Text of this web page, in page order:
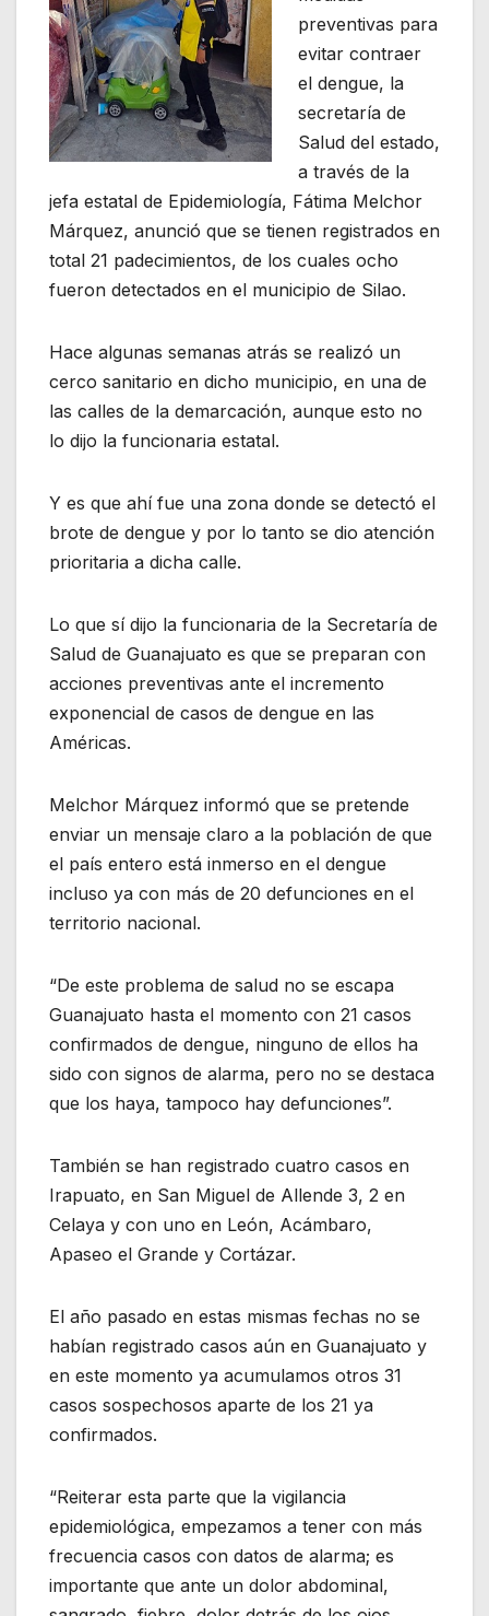
preventivas para
evitar contraer
el dengue, la
secretaría de
Salud del estado,
a través de la
jefa estatal de Epidemiología, Fátima Melchor
Márquez, anunció que se tienen registrados en
total 21 padecimientos, de los cuales ocho
fueron detectados en el municipio de Silao.
Hace algunas semanas atrás se realizó un
cerco sanitario en dicho municipio, en una de
las calles de la demarcación, aunque esto no
lo dijo la funcionaria estatal.
Y es que ahí fue una zona donde se detectó el
brote de dengue y por lo tanto se dio atención
prioritaria a dicha calle.
Lo que sí dijo la funcionaria de la Secretaría de
Salud de Guanajuato es que se preparan con
acciones preventivas ante el incremento
exponencial de casos de dengue en las
Américas.
Melchor Márquez informó que se pretende
enviar un mensaje claro a la población de que
el país entero está inmerso en el dengue
incluso ya con más de 20 defunciones en el
territorio nacional.
“De este problema de salud no se escapa
Guanajuato hasta el momento con 21 casos
confirmados de dengue, ninguno de ellos ha
sido con signos de alarma, pero no se destaca
que los haya, tampoco hay defunciones”.
También se han registrado cuatro casos en
Irapuato, en San Miguel de Allende 3, 2 en
Celaya y con uno en León, Acámbaro,
Apaseo el Grande y Cortázar.
El año pasado en estas mismas fechas no se
habían registrado casos aún en Guanajuato y
en este momento ya acumulamos otros 31
casos sospechosos aparte de los 21 ya
confirmados.
“Reiterar esta parte que la vigilancia
epidemiológica, empezamos a tener con más
frecuencia casos con datos de alarma; es
importante que ante un dolor abdominal,